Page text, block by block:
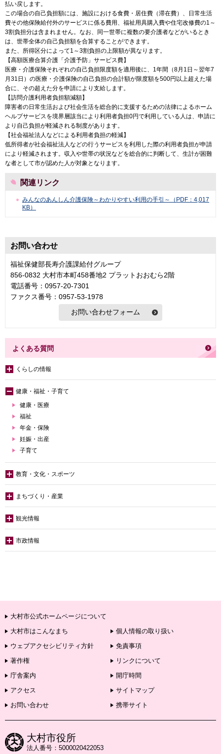
払い戻します。
この場合の自己負担額には、施設における食費・居住費（滞在費）、日常生活
費その他保険給付外のサービスに係る費用、福祉用具購入費や住宅改修費の1～
3割負担分は含まれません。なお、同一世帯に複数の要介護者などがいるとき
は、世帯全体の自己負担額を合算することができます。
また、所得区分によって1～3割負担の上限額が異なります。
【高額医療合算介護「介護予防」サービス費】
医療・介護保険それぞれの自己負担限度額を適用後に、1年間（8月1日～翌年7
月31日）の医療・介護保険の自己負担の合計額が限度額を500円以上超えた場
合に、その超えた分を申請により支給します。
【訪問介護利用者負担額減額】
障害者の日常生活および社会生活を総合的に支援するための法律によるホーム
ヘルプサービスを境界層該当により利用者負担0円で利用している人は、申請に
より自己負担が軽減される制度があります。
【社会福祉法人などによる利用者負担の軽減】
低所得者が社会福祉法人などの行うサービスを利用した際の利用者負担が申請
により軽減されます。収入や世帯の状況などを総合的に判断して、生計が困難
な者として市が認めた人が対象となります。
関連リンク
みんなのあんしん介護保険～わかりやすい利用の手引～（PDF：4,017
KB）
お問い合わせ
福祉保健部長寿介護課給付グループ
856-0832 大村市本町458番地2 プラットおおむら2階
電話番号：0957-20-7301
ファクス番号：0957-53-1978
よくある質問
くらしの情報
健康・福祉・子育て
健康・医療
福祉
年金・保険
妊娠・出産
子育て
教育・文化・スポーツ
まちづくり・産業
観光情報
市政情報
大村市公式ホームページについて
大村市はこんなまち
個人情報の取り扱い
ウェブアクセシビリティ方針
免責事項
著作権
リンクについて
庁舎案内
開庁時間
アクセス
サイトマップ
お問い合わせ
携帯サイト
大村市役所
法人番号：5000020422053